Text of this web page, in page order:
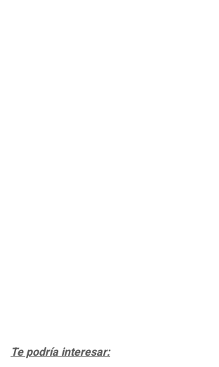
Te podría interesar: